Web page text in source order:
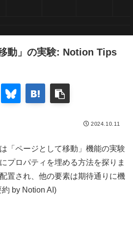
動」の実験: Notion Tips
2024.10.11
「ページとして移動」機能の実験
プロパティを埋める方法を探りま
置され、他の要素は期待通りに機
by Notion AI)